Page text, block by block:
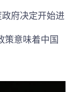
府决定开始进
策意味着中国